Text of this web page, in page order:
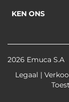
KEN ONS
2026 Emuca S.A
Legaal |